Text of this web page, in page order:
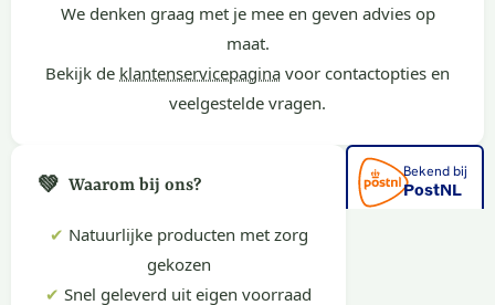
We denken graag met je mee en geven advies op
maat.
Bekijk de klantenservicepagina voor contactopties en
veelgestelde vragen.
💚 Waarom bij ons?
✔ Natuurlijke producten met zorg
gekozen
✔ Snel geleverd uit eigen voorraad